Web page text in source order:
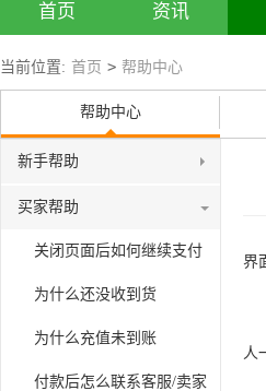
首页 资讯
当前位置: 首页 > 帮助中心
帮助中心
新手帮助
买家帮助
关闭页面后如何继续支付
为什么还没收到货
为什么充值未到账
付款后怎么联系客服/卖家
界
人